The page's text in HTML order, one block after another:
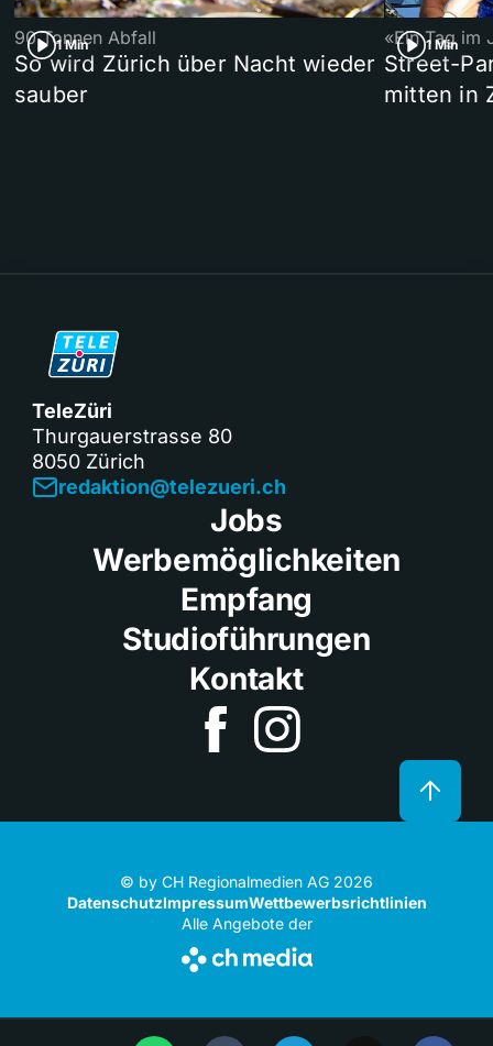
1 Min
90 Tonnen Abfall
So wird Zürich über Nacht wieder
sauber
1 Min
«Ein Tag im
Street-
mitten in
TeleZüri
Thurgauerstrasse 80
8050 Zürich
redaktion@telezueri.ch
Jobs
Werbemöglichkeiten
Empfang
Studioführungen
Kontakt
© by CH Regionalmedien AG 2026
DatenschutzImpressumWettbewerbsrichtlinien
Alle Angebote der